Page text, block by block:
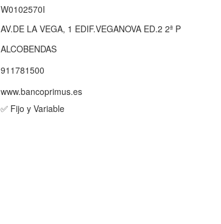
W0102570I
AV.DE LA VEGA, 1 EDIF.VEGANOVA ED.2 2ª P
ALCOBENDAS
911781500
www.bancoprimus.es
✅ Fijo y Variable